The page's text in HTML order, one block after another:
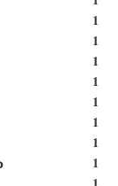
1
1
1
1
1
1
1
1